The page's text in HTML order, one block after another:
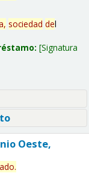
sociedad del
Signatura
Oeste,
.